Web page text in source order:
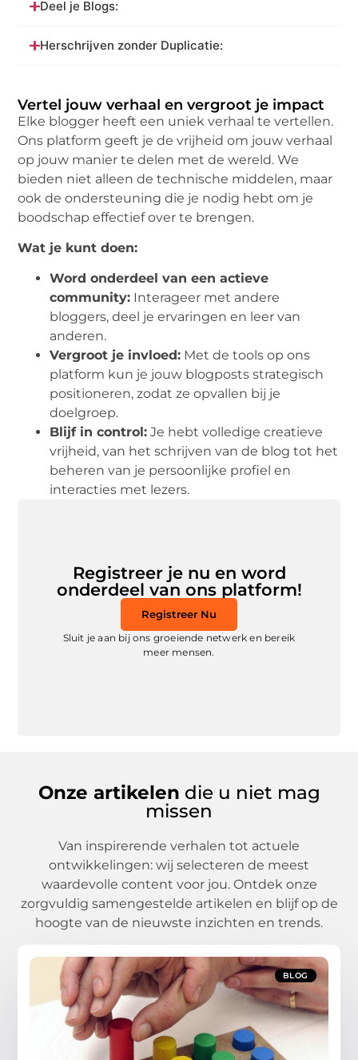
Deel je Blogs:
Herschrijven zonder Duplicatie:
Vertel jouw verhaal en vergroot je impact
Elke blogger heeft een uniek verhaal te vertellen.
Ons platform geeft je de vrijheid om jouw verhaal
op jouw manier te delen met de wereld. We
bieden niet alleen de technische middelen, maar
ook de ondersteuning die je nodig hebt om je
boodschap effectief over te brengen.
Wat je kunt doen:
Word onderdeel van een actieve
community: Interageer met andere
bloggers, deel je ervaringen en leer van
anderen.
Vergroot je invloed: Met de tools op ons
platform kun je jouw blogposts strategisch
positioneren, zodat ze opvallen bij je
doelgroep.
Blijf in control: Je hebt volledige creatieve
vrijheid, van het schrijven van de blog tot het
beheren van je persoonlijke profiel en
interacties met lezers.
Registreer je nu en word
onderdeel van ons platform!
Registreer Nu
Sluit je aan bij ons groeiende netwerk en bereik
meer mensen.
Onze artikelen die u niet mag
missen
Van inspirerende verhalen tot actuele
ontwikkelingen: wij selecteren de meest
waardevolle content voor jou. Ontdek onze
zorgvuldig samengestelde artikelen en blijf op de
hoogte van de nieuwste inzichten en trends.
BLOG